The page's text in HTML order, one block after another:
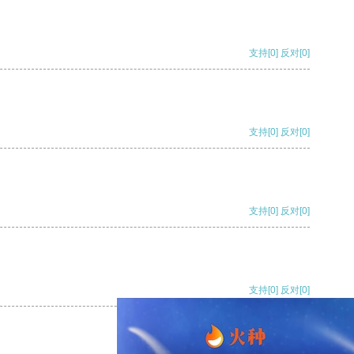
支持[0] 反对[0]
支持[0] 反对[0]
支持[0] 反对[0]
支持[0] 反对[0]